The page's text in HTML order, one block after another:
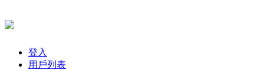
登入
用戶列表